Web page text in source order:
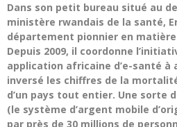
Dans son petit bureau situé au
ministère rwandais de la santé,
département pionnier en
Depuis 2009, il coordonne
application africaine d’e-santé à
inversé les chiffres de la
d’un pays tout entier. Une sorte
(le système d’argent mobile
par près de 30 millions de